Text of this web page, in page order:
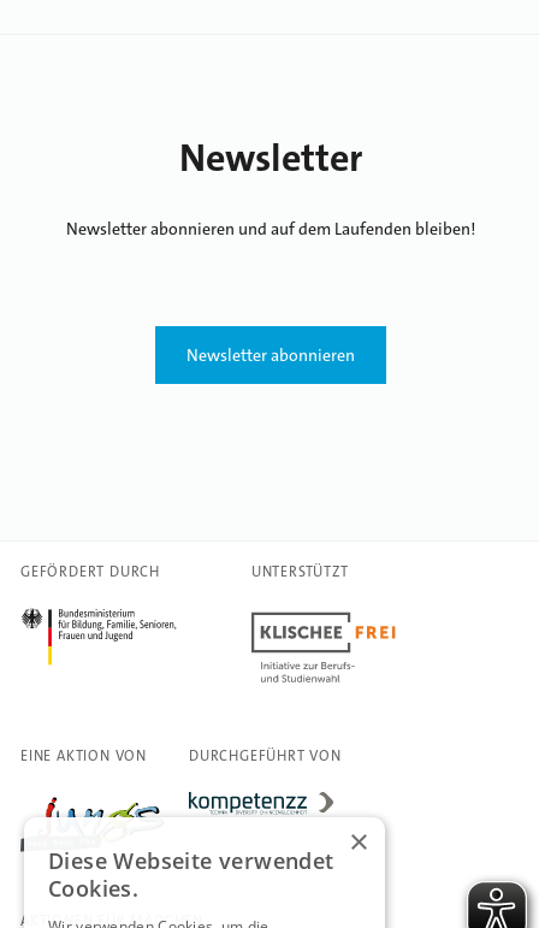
Newsletter
Newsletter abonnieren und auf dem Laufenden bleiben!
Newsletter abonnieren
GEFÖRDERT DURCH UNTERSTÜTZT
EINE AKTION VON DURCHGEFÜHRT VON
AKTIONEN FÜR MÄDCHEN
×
Diese Webseite verwendet
Cookies.